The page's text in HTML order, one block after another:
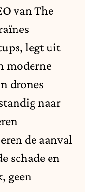
van The
legt uit
moderne
drones
naar
de aanval
schade en
geen